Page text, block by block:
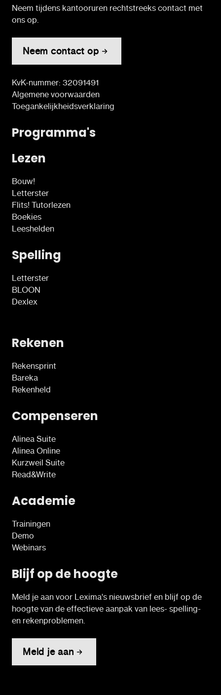
Neem tijdens kantooruren rechtstreeks contact met
ons op.
Neem contact op
KvK-nummer: 32091491
Algemene voorwaarden
Toegankelijkheidsverklaring
Programma's
Lezen
Bouw!
Letterster
Flits! Tutorlezen
Boekies
Leeshelden
Spelling
Letterster
BLOON
Dexlex
Rekenen
Rekensprint
Bareka
Rekenheld
Compenseren
Alinea Suite
Alinea Online
Kurzweil Suite
Read&Write
Academie
Trainingen
Demo
Webinars
Blijf op de hoogte
Meld je aan voor Lexima's nieuwsbrief en blijf op de
hoogte van de effectieve aanpak van lees- spelling-
en rekenproblemen.
Meld je aan